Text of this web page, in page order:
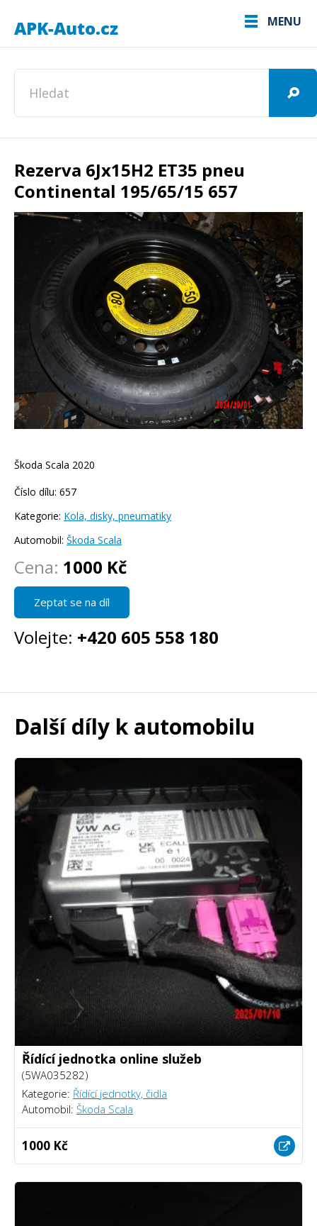
MENU
Rezerva 6Jx15H2 ET35 pneu
Continental 195/65/15 657
Škoda Scala 2020
Číslo dílu: 657
Kategorie: Kola, disky, pneumatiky
Automobil: Škoda Scala
Cena: 1000 Kč
Zeptat se na díl
Volejte: +420 605 558 180
Další díly k automobilu
Řídící jednotka online služeb
(5WA035282)
Kategorie: Řídící jednotky, čidla
Automobil: Škoda Scala
1000 Kč